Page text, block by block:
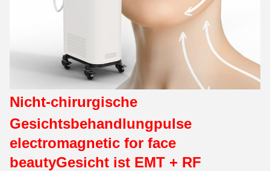
Nicht-chirurgische
Gesichtsbehandlungpulse
electromagnetic for face
beautyGesicht ist EMT + RF